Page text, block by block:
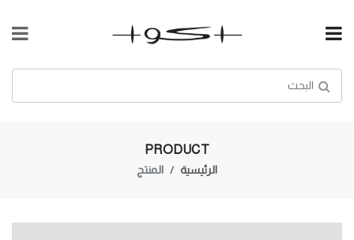
PRODUCT
الرئيسية المنتج